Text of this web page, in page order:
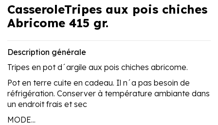
CasseroleTripes aux pois chiches
Abricome 415 gr.
Description générale
Tripes en pot d´argile aux pois chiches abricome.
Pot en terre cuite en cadeau. Il n´a pas besoin de
réfrigération. Conserver à température ambiante dans
un endroit frais et sec
MODE...